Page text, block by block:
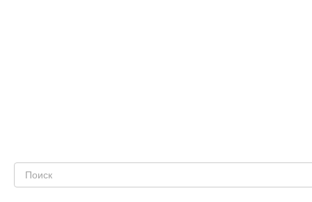
Поиск: